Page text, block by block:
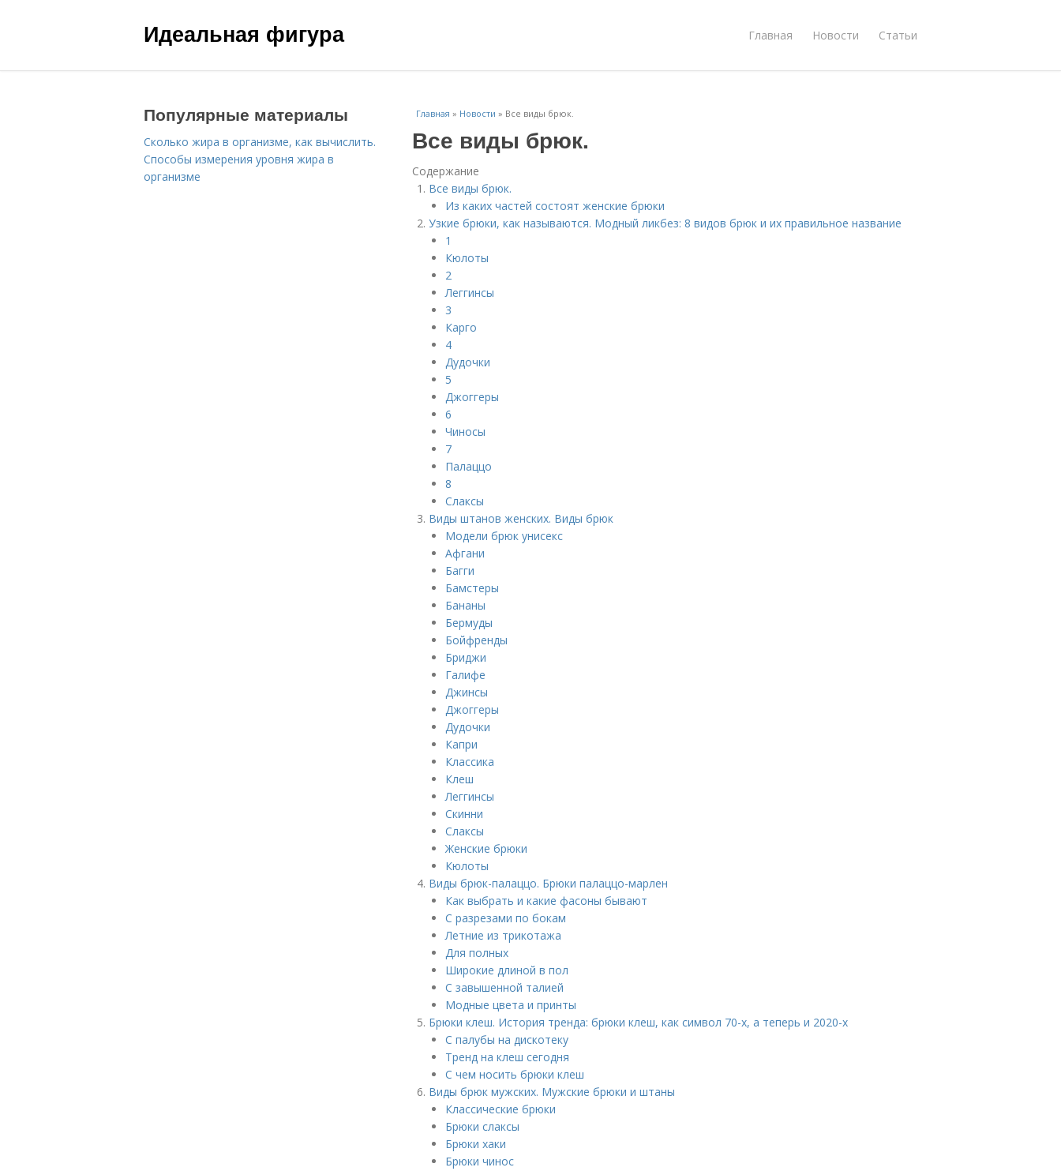
Идеальная фигура Главная Новости Статьи
Главная » Новости » Все виды брюк.
Все виды брюк.
Содержание
Все виды брюк.
Из каких частей состоят женские брюки
Узкие брюки, как называются. Модный ликбез: 8 видов брюк и их правильное название
1
Кюлоты
2
Леггинсы
3
Карго
4
Дудочки
5
Джоггеры
6
Чиносы
7
Палаццо
8
Слаксы
Виды штанов женских. Виды брюк
Модели брюк унисекс
Афгани
Багги
Бамстеры
Бананы
Бермуды
Бойфренды
Бриджи
Галифе
Джинсы
Джоггеры
Дудочки
Капри
Классика
Клеш
Леггинсы
Скинни
Слаксы
Женские брюки
Кюлоты
Виды брюк-палаццо. Брюки палаццо-марлен
Как выбрать и какие фасоны бывают
С разрезами по бокам
Летние из трикотажа
Для полных
Широкие длиной в пол
С завышенной талией
Модные цвета и принты
Брюки клеш. История тренда: брюки клеш, как символ 70-х, а теперь и 2020-х
С палубы на дискотеку
Тренд на клеш сегодня
С чем носить брюки клеш
Виды брюк мужских. Мужские брюки и штаны
Классические брюки
Брюки слаксы
Брюки хаки
Брюки чинос
Популярные материалы
Сколько жира в организме, как вычислить.
Способы измерения уровня жира в
организме